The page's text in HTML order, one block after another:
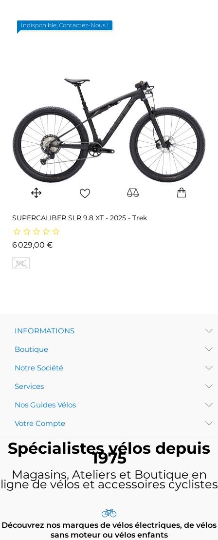
Indisponible, Contactez-Nous !
SUPERCALIBER SLR 9.8 XT - 2025 - Trek
6 029,00 €
ML
INFORMATIONS
Boutique
Notre Société
Services
Nos Guides Vélos
Votre Compte
Spécialistes vélos depuis
1975
Magasins, Ateliers et Boutique en
ligne de vélos et accessoires cyclistes
Découvrez nos marques de vélos électriques, de vélos
sans moteur ou vélos enfants